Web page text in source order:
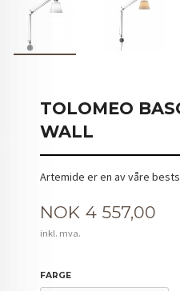
TOLOMEO
WALL
Artemide er en av våre
Pris
NOK 4 557,00
inkl. mva.
FARGE